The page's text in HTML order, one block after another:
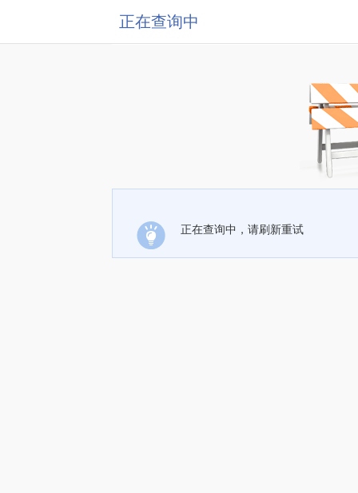
正在查询中
正在查询中，请刷新重试